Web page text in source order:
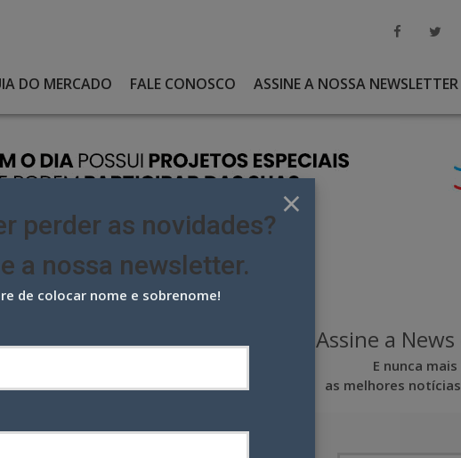
DO MERCADO FALE CONOSCO ASSINE A NOSSA NEWSLETTER
LIMA
Toninho Lima Assine a News
E nunca
as melhores
×
perder as novidades?
a nossa newsletter.
de colocar nome e sobrenome!